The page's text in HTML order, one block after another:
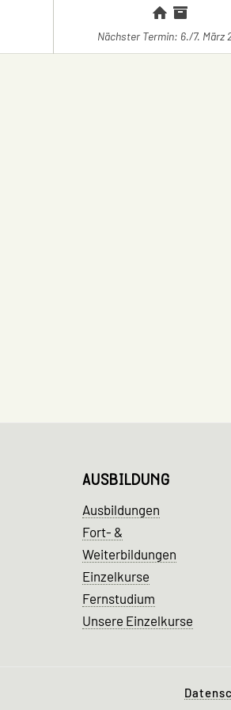
Nächster Termin: 6./7. März
AUSBILDUNG
Ausbildungen
Fort- &
Weiterbildungen
Einzelkurse
Fernstudium
Unsere Einzelkurse